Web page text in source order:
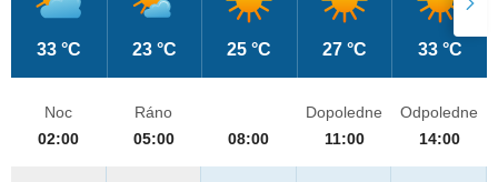
33 °C 23 °C 25 °C 27 °C 33 °C
Noc
02:00
Ráno
05:00
08:00
Dopoledne
11:00
Odpoledne
14:00